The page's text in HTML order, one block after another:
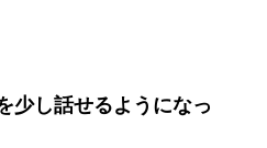
し話せるようになっ